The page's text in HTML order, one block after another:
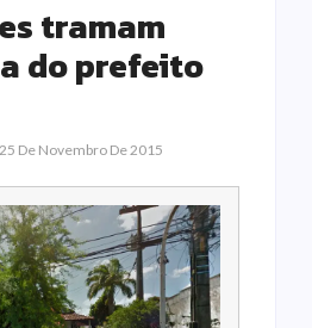
tramam
do prefeito
25 De Novembro De 2015